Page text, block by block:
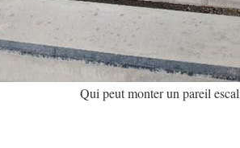
Qui peut monter un pareil